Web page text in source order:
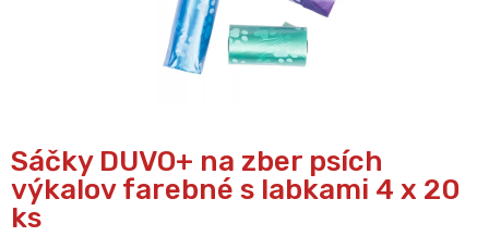
Sáčky DUVO+ na zber psích
výkalov farebné s labkami 4 x 20
ks